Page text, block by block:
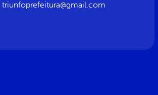
triunfoprefeitura@gmail.com